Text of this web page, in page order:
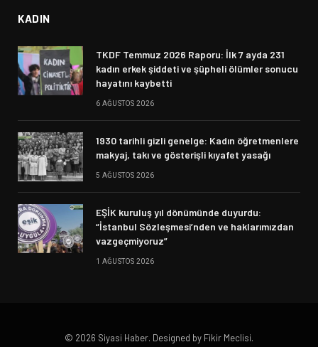
KADIN
TKDF Temmuz 2026 Raporu: İlk 7 ayda 231
kadın erkek şiddeti ve şüpheli ölümler sonucu
hayatını kaybetti
6 AĞUSTOS 2026
1930 tarihli gizli genelge: Kadın öğretmenlere
makyaj, takı ve gösterişli kıyafet yasağı
5 AĞUSTOS 2026
EŞİK kuruluş yıl dönümünde duyurdu:
“İstanbul Sözleşmesi’nden ve haklarımızdan
vazgeçmiyoruz”
1 AĞUSTOS 2026
© 2026 Siyasi Haber. Designed by Fikir Meclisi.